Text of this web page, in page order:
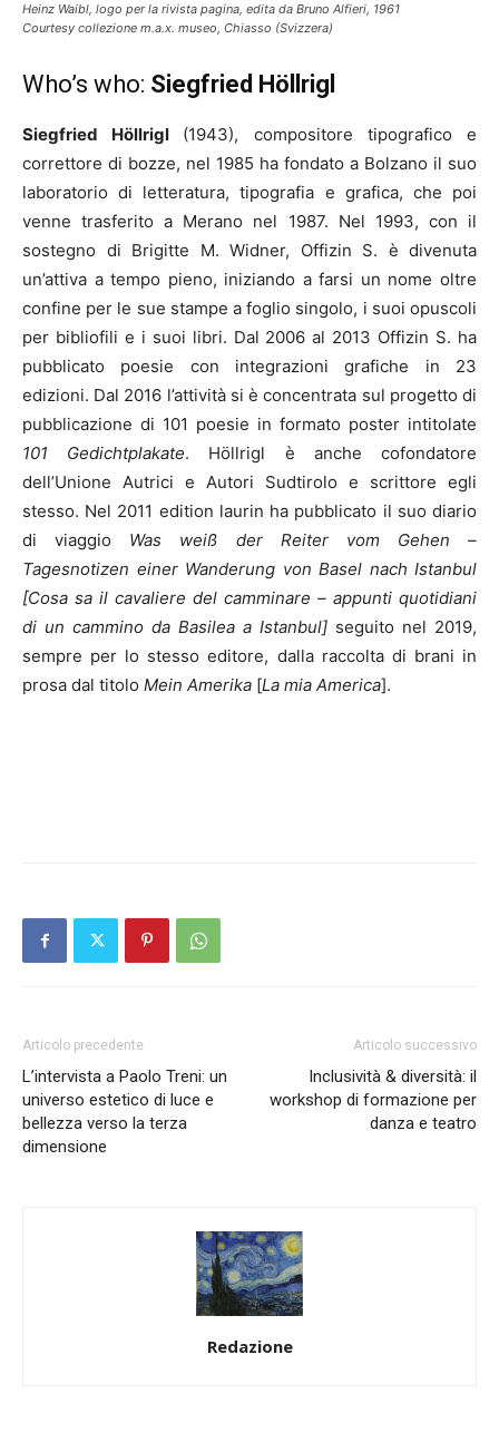
Heinz Waibl, logo per la rivista pagina, edita da Bruno Alfieri, 1961
Courtesy collezione m.a.x. museo, Chiasso (Svizzera)
Who’s who: Siegfried Höllrigl
Siegfried Höllrigl (1943), compositore tipografico e
correttore di bozze, nel 1985 ha fondato a Bolzano il suo
laboratorio di letteratura, tipografia e grafica, che poi
venne trasferito a Merano nel 1987. Nel 1993, con il
sostegno di Brigitte M. Widner, Offizin S. è divenuta
un’attiva a tempo pieno, iniziando a farsi un nome oltre
confine per le sue stampe a foglio singolo, i suoi opuscoli
per bibliofili e i suoi libri. Dal 2006 al 2013 Offizin S. ha
pubblicato poesie con integrazioni grafiche in 23
edizioni. Dal 2016 l’attività si è concentrata sul progetto di
pubblicazione di 101 poesie in formato poster intitolate
101 Gedichtplakate.
Höllrigl è anche cofondatore
dell’Unione Autrici e Autori Sudtirolo e scrittore egli
stesso. Nel 2011 edition laurin ha pubblicato il suo diario
di viaggio Was weiß der Reiter vom Gehen –
Tagesnotizen einer Wanderung von Basel nach Istanbul
[Cosa sa il cavaliere del camminare – appunti quotidiani
di un cammino da Basilea a Istanbul] seguito nel 2019,
sempre per lo stesso editore, dalla raccolta di brani in
prosa dal titolo Mein Amerika [La mia America].
Articolo precedente
L’intervista a Paolo Treni: un
universo estetico di luce e
bellezza verso la terza
dimensione
Articolo successivo
Inclusività & diversità: il
workshop di formazione per
danza e teatro
Redazione